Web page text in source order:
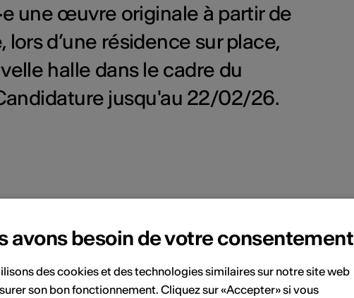
une œuvre originale à partir de
d’une résidence sur place,
halle dans le cadre du
jusqu'au 22/02/26.
avons besoin de votre consentement
des cookies et des technologies similaires sur notre site web
son bon fonctionnement. Cliquez sur «Accepter» si vous